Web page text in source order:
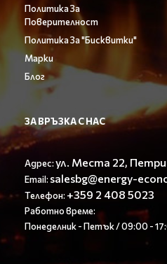
Политика За
Поверителност
Политика За "Бисквитки"
Марки
Блог
ЗА ВРЪЗКА С НАС
Адрес:ул. Места 22,
Email: salesbg@energy-
Телефон: +359 2 408 5023
Работно време:
Понеделник - Петък / 09:00 -